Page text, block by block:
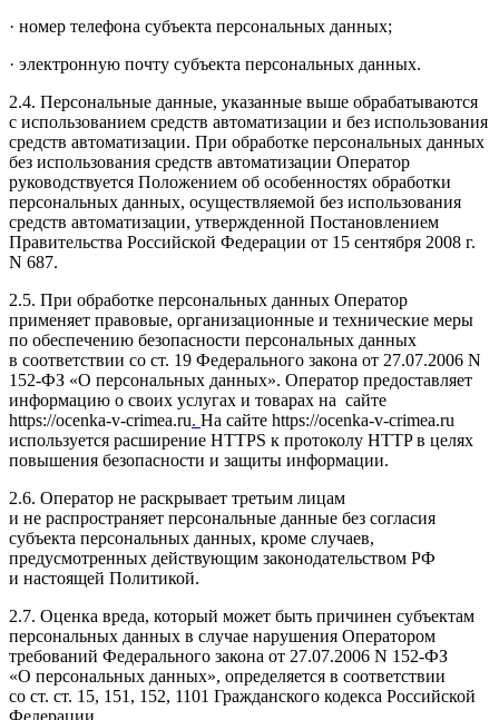
· номер телефона субъекта персональных данных;
· электронную почту субъекта персональных данных.
2.4. Персональные данные, указанные выше обрабатываются
с использованием средств автоматизации и без использования
средств автоматизации. При обработке персональных данных
без использования средств автоматизации Оператор
руководствуется Положением об особенностях обработки
персональных данных, осуществляемой без использования
средств автоматизации, утвержденной Постановлением
Правительства Российской Федерации от 15 сентября 2008 г.
N 687.
2.5. При обработке персональных данных Оператор
применяет правовые, организационные и технические меры
по обеспечению безопасности персональных данных
в соответствии со ст. 19 Федерального закона от 27.07.2006 N
152-ФЗ «О персональных данных». Оператор предоставляет
информацию о своих услугах и товарах на сайте
https://ocenka-v-crimea.ru. На сайте https://ocenka-v-crimea.ru
используется расширение HTTPS к протоколу HTTP в целях
повышения безопасности и защиты информации.
2.6. Оператор не раскрывает третьим лицам
и не распространяет персональные данные без согласия
субъекта персональных данных, кроме случаев,
предусмотренных действующим законодательством РФ
и настоящей Политикой.
2.7. Оценка вреда, который может быть причинен субъектам
персональных данных в случае нарушения Оператором
требований Федерального закона от 27.07.2006 N 152-ФЗ
«О персональных данных», определяется в соответствии
со ст. ст. 15, 151, 152, 1101 Гражданского кодекса Российской
Федерации.